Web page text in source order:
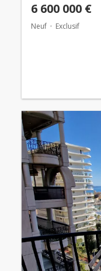
6 600 000 €
Neuf Exclusif